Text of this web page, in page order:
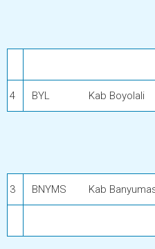
4 BYL Kab Boyolali
3 BNYMS Kab